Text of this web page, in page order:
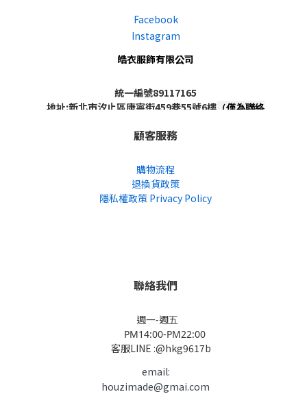
Facebook
Instagram
皓衣服飾有限公司
統一編號89117165
地址:新北市汐止區康寧街459巷55號6樓 （僅為聯絡
顧客服務
購物流程
退換貨政策
隱私權政策 Privacy Policy
聯絡我們
週一-週五
PM14:00-PM22:00
客服LINE :@hkg9617b
email:
houzimade@gmai.com